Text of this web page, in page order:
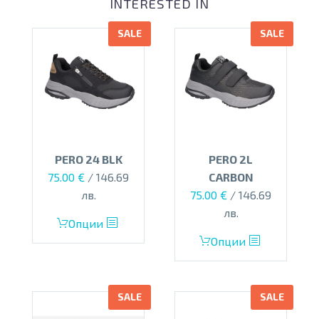
INTERESTED IN
SALE
PERO 24 BLK
Original
110.00 €.
75.00 €Текущата
цена
75.00 €.
/ 146.69
лв.
Опции
This
product
variants.
SALE
PERO 2L
CARBON
Original
110.00 €.
75.00 €Текущата
цена
75.00 €.
/ 146.69
лв.
Опции
This
product
multiple
variants.
SALE SALE